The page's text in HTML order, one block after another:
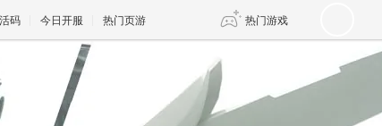
码 今日开服 热门页游 热门游戏
DNF